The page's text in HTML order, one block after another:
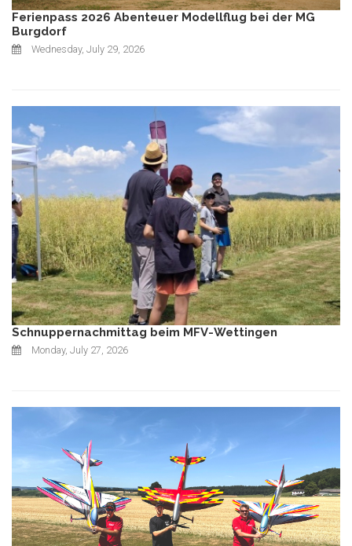
Ferienpass 2026 Abenteuer Modellflug bei der MG
Burgdorf
Wednesday, July 29, 2026
Schnuppernachmittag beim MFV-Wettingen
Monday, July 27, 2026